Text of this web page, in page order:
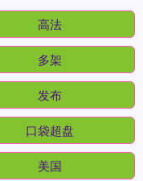
高法
多架
发布
口袋超盘
美国